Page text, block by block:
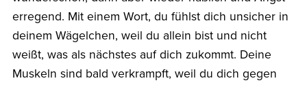
erregend. Mit einem Wort, du fühlst dich unsicher in
deinem Wägelchen, weil du allein bist und nicht
weißt, was als nächstes auf dich zukommt. Deine
Muskeln sind bald verkrampft, weil du dich gegen